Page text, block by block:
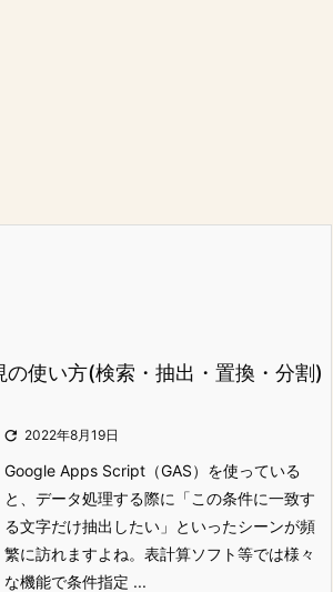
の使い方(検索・抽出・置換・分割)
 2022年8月19日
Google Apps Script（GAS）を使っている
と、データ処理する際に「この条件に一致す
る文字だけ抽出したい」といったシーンが頻
繁に訪れますよね。表計算ソフト等では様々
な機能で条件指定 ...